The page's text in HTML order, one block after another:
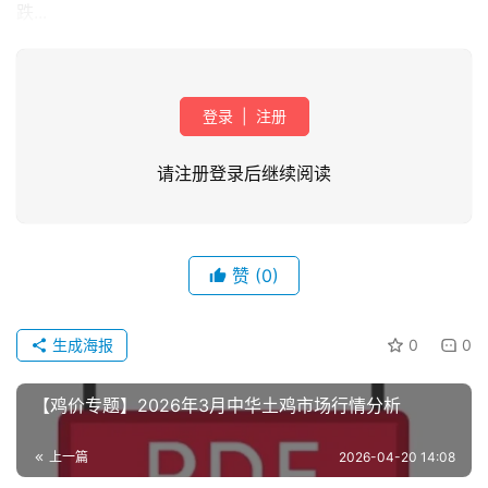
讯
新
闻
分
登录 注册
请注册登录后继续阅读
赞 (0)
0 0
生成海报
【鸡价专题】2026年3月中华土鸡市场行情分析
上一篇 2026-04-20 14:08